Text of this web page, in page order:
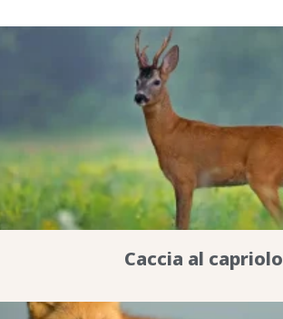
Caccia al capriolo